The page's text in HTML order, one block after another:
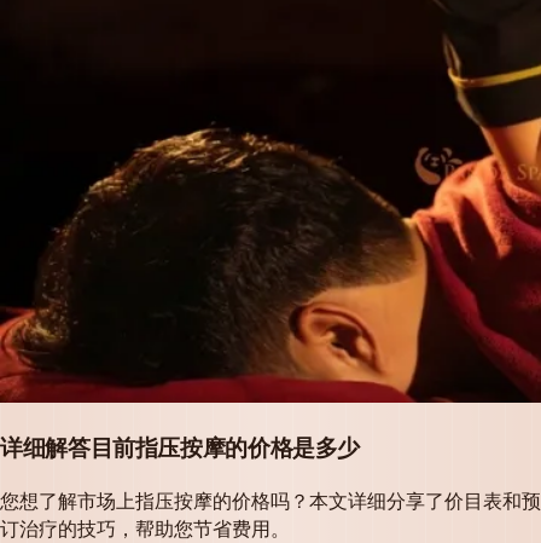
详细解答目前指压按摩的价格是多少
您想了解市场上指压按摩的价格吗？本文详细分享了价目表和预
订治疗的技巧，帮助您节省费用。